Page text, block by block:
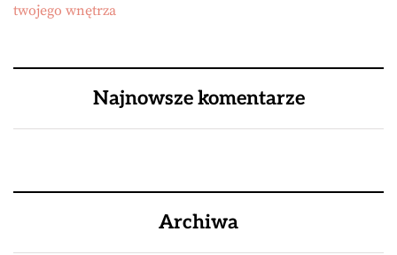
twojego wnętrza
Najnowsze komentarze
Archiwa